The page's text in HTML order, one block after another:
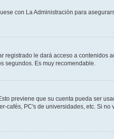
con La Administración para
registrado le dará acceso a contenidos
segundos. Es muy recomendable.
previene que su cuenta pueda ser
cafés, PC's de universidades, etc. Si no